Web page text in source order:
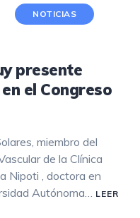
NOTICIAS
presente
el Congreso
miembro del
de la Clínica
Nipoti , doctora en
Autónoma… LEER